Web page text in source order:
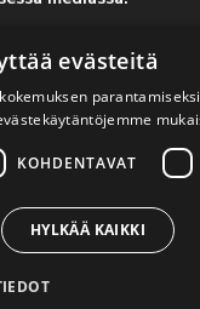
evästeitä
KOHDENTAVAT
HYLKÄÄ KAIKKI